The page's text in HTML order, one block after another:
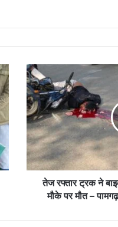
ते
ज
र
फ्ता
र
ट्र
क
ने
बा
वा
तेज रफ्तार ट्रक ने
मौके पर मौत –